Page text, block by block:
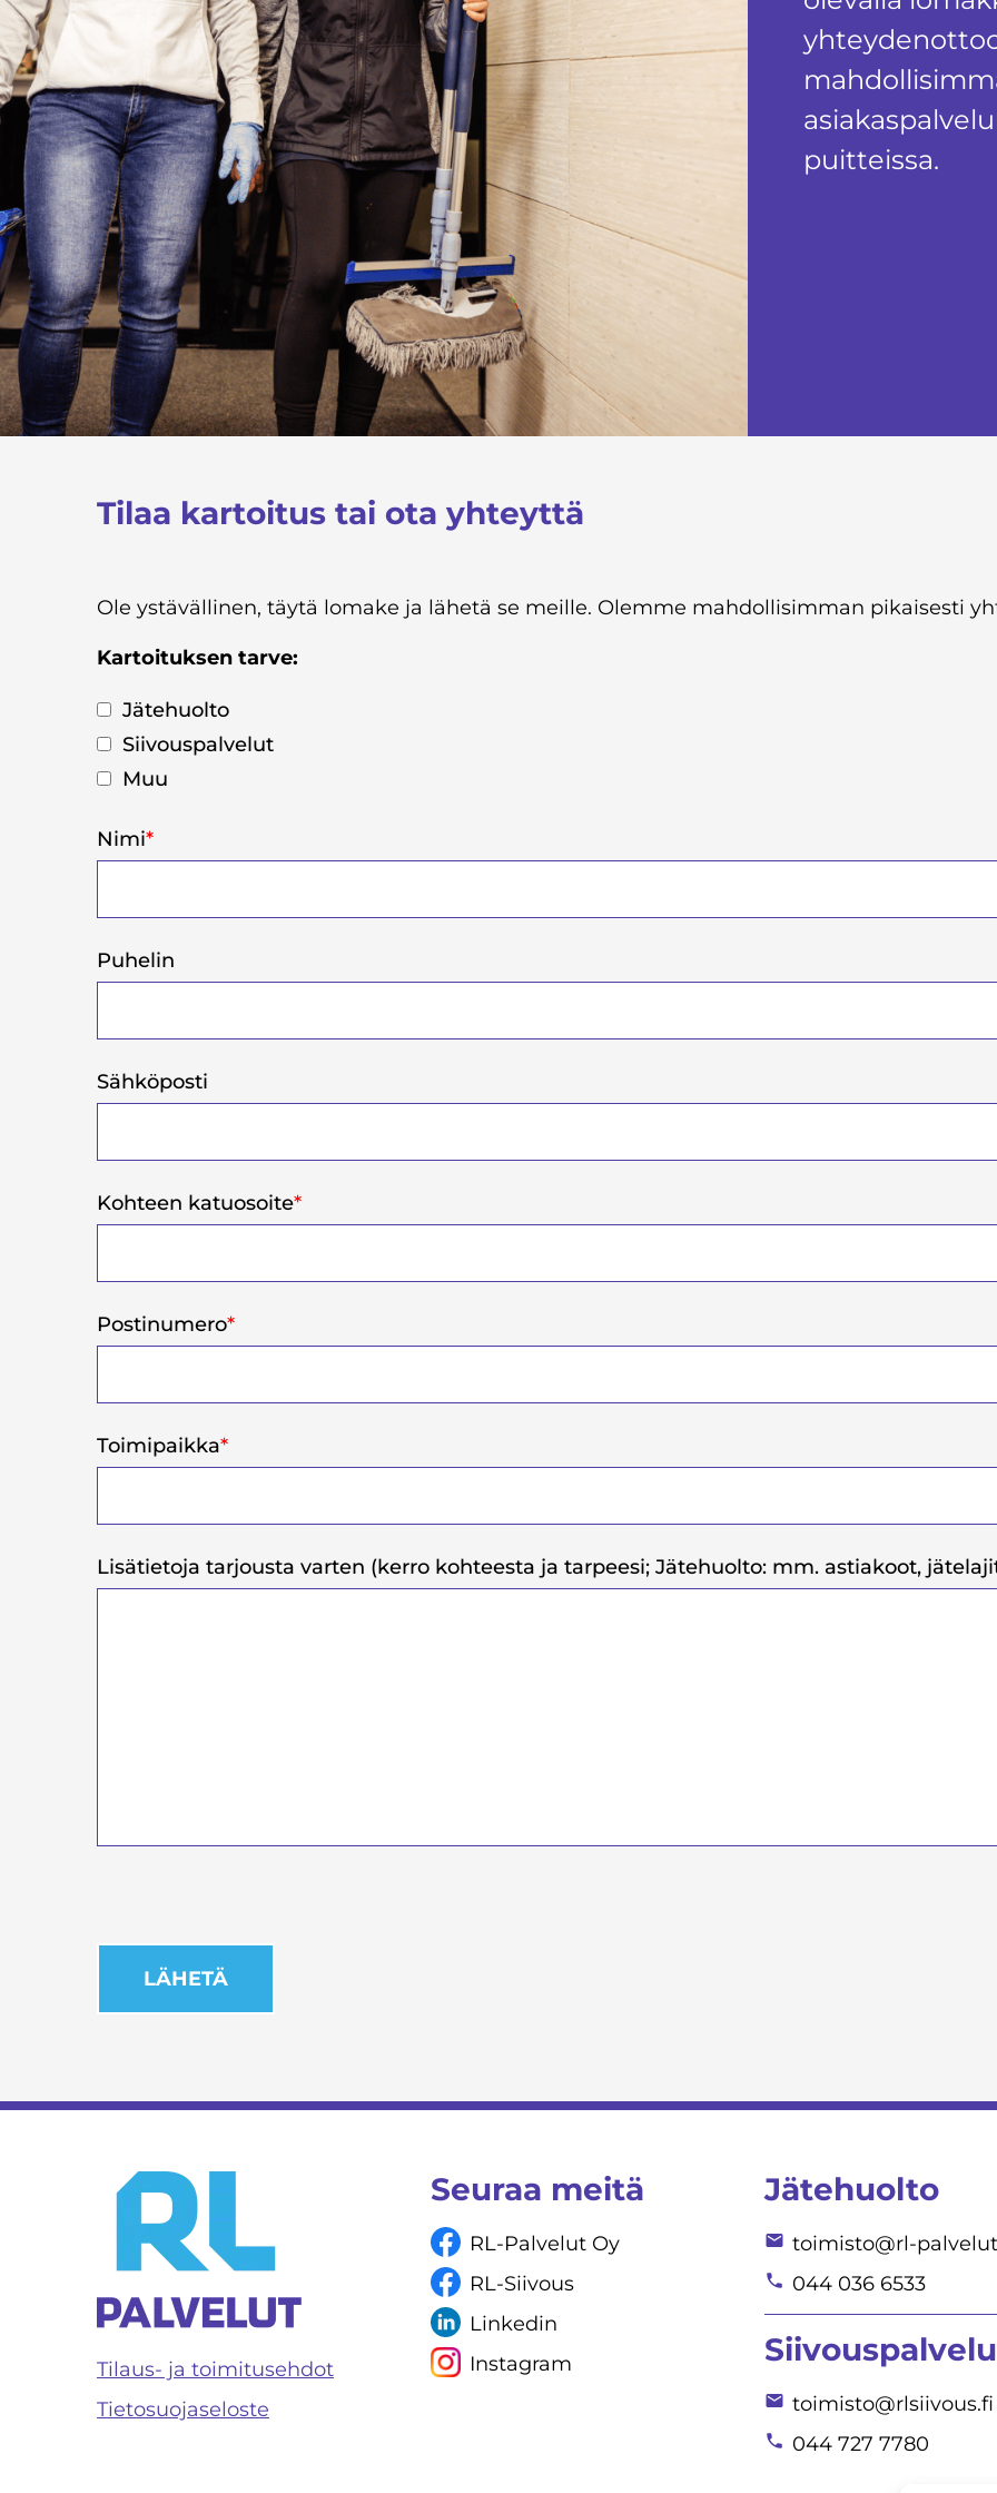
puitteissa.
Tilaa kartoitus tai ota yhteyttä
Ole ystävällinen, täytä lomake ja lähetä se meille. Olemme mahdollisimman pikaisesti
Kartoituksen tarve:
Jätehuolto
Siivouspalvelut
Muu
Nimi*
Puhelin
Sähköposti
Kohteen katuosoite*
Postinumero*
Toimipaikka*
Lisätietoja tarjousta varten (kerro kohteesta ja tarpeesi; Jätehuolto: mm. astiakoot,
Tilaus- ja toimitusehdot
Tietosuojaseloste
Seuraa meitä
RL-Palvelut Oy
RL-Siivous
Linkedin
Instagram
Jätehuolto
toimisto@rl-
044 036 6533
toimisto@rlsiivous.fi
044 727 7780